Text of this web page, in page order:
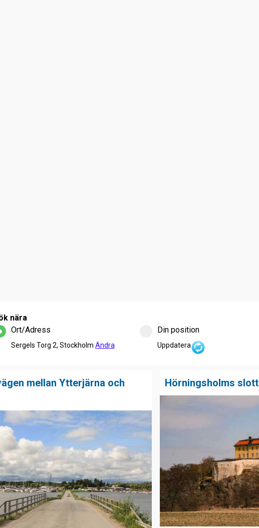
nära
Ort/Adress
Sergels Torg 2, Stockholm Ändra
Din position
Uppdatera
mellan Ytterjärna och
Hörningsholms slott